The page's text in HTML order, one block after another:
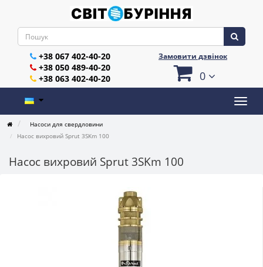
+38 067 402-40-20
+38 050 489-40-20
+38 063 402-40-20
Замовити дзвінок
0
Насоси для свердловини
Насос вихровий Sprut 3SKm 100
Насос вихровий Sprut 3SKm 100